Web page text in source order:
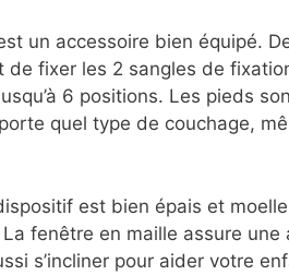
un accessoire bien équipé.
fixer les 2 sangles de
6 positions. Les pieds
quel type de couchage,
est bien épais et
fenêtre en maille assure
s’incliner pour aider votre